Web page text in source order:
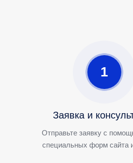
1
Заявка и
Отправьте заявку с
специальных форм сайта